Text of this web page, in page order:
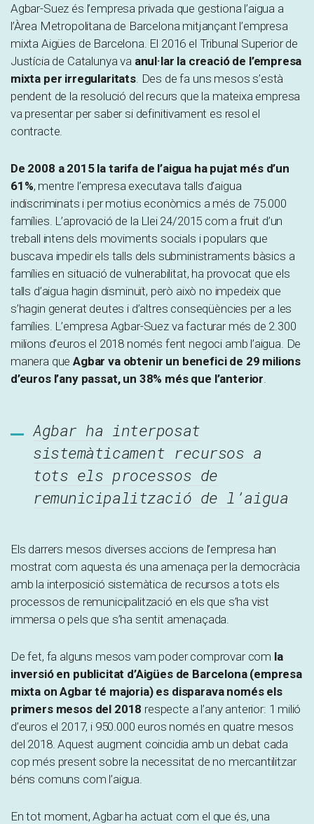
Agbar-Suez és l’empresa privada que gestiona l’aigua a
l’Àrea Metropolitana de Barcelona mitjançant l’empresa
mixta Aigües de Barcelona. El 2016 el Tribunal Superior de
Justícia de Catalunya va anul·lar la creació de l’empresa
mixta per irregularitats. Des de fa uns mesos s’està
pendent de la resolució del recurs que la mateixa empresa
va presentar per saber si definitivament es resol el
contracte.
De 2008 a 2015 la tarifa de l’aigua ha pujat més d’un
61%, mentre l’empresa executava talls d’aigua
indiscriminats i per motius econòmics a més de 75.000
famílies. L’aprovació de la Llei 24/2015 com a fruit d’un
treball intens dels moviments socials i populars que
buscava impedir els talls dels subministraments bàsics a
famílies en situació de vulnerabilitat, ha provocat que els
talls d’aigua hagin disminuït, però això no impedeix que
s’hagin generat deutes i d’altres conseqüències per a les
famílies. L’empresa Agbar-Suez va facturar més de 2.300
milions d’euros el 2018 només fent negoci amb l’aigua. De
manera queAgbar va obtenir un benefici de 29 milions
d’euros l’any passat, un 38% més que l’anterior
Agbar ha interposat
sistemàticament recursos a
tots els processos de
remunicipalització de l’aigua
Els darrers mesos diverses accions de l’empresa han
mostrat com aquesta és una amenaça per la democràcia
amb la interposició sistemàtica de recursos a tots els
processos de remunicipalització en els que s’ha vist
immersa o pels que s’ha sentit amenaçada.
De fet, fa alguns mesos vam poder comprovar com la
inversió en publicitat d’Aigües de Barcelona (empresa
mixta on Agbar té majoria) es disparava només els
primers mesos del 2018 respecte a l’any anterior: 1 milió
d’euros el 2017, i 950.000 euros només en quatre mesos
del 2018. Aquest augment coincidia amb un debat cada
cop més present sobre la necessitat de no mercantilitzar
béns comuns com l’aigua.
En tot moment, Agbar ha actuat com el que és, una